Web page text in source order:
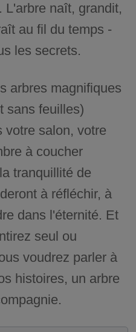
L'arbre naît, grandit,
au fil du temps -
les secrets.
arbres magnifiques
sans feuilles)
votre salon, votre
à coucher
tranquillité de
à réfléchir, à
dans l'éternité. Et
seul ou
voudrez parler à
histoires, un arbre